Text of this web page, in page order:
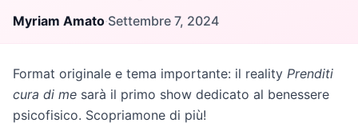
Myriam Amato·Settembre 7, 2024
Format originale e tema importante: il reality Prenditi
cura di me sarà il primo show dedicato al benessere
psicofisico. Scopriamone di più!